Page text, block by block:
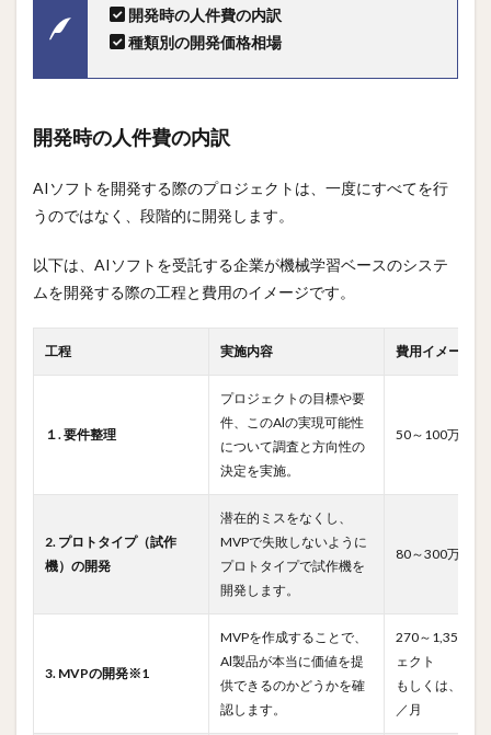
開発時の人件費の内訳
種類別の開発価格相場
開発時の人件費の内訳
AIソフトを開発する際のプロジェクトは、一度にすべてを行
うのではなく、段階的に開発します。
以下は、AIソフトを受託する企業が機械学習ベースのシステ
ムを開発する際の工程と費用のイメージです。
工程 実施内容 費用イメージ
１. 要件整理
プロジェクトの目標や要
件、このAlの実現可能性
について調査と方向性の
決定を実施。
50～100万円
2. プロトタイプ（試作
機）の開発
潜在的ミスをなくし、
MVPで失敗しないように
プロトタイプで試作機を
開発します。
80～300万 +α
3. MVPの開発※1
MVPを作成することで、
Al製品が本当に価値を提
供できるのかどうかを確
認します。
270～1,350万
ェクト
もしくは、50
／月